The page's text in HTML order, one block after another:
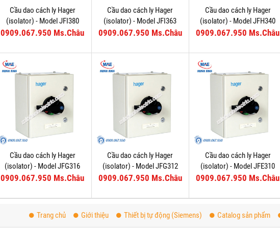
Cầu dao cách ly Hager
(isolator) - Model JFI380
0909.067.950 Ms.Châu
Cầu dao cách ly Hager
(isolator) - Model JFI363
0909.067.950 Ms.Châu
Cầu dao cách ly Hager
(isolator) - Model JFH340
0909.067.950 Ms.Châu
Cầu dao cách ly Hager
(isolator) - Model JFG316
0909.067.950 Ms.Châu
Cầu dao cách ly Hager
(isolator) - Model JFG312
0909.067.950 Ms.Châu
Cầu dao cách ly Hager
(isolator) - Model JFE310
0909.067.950 Ms.Châu
Trang chủ Giới thiệu Thiết bị tự động (Siemens) Catalog sản phẩm